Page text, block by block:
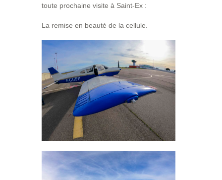
toute prochaine visite à Saint-Ex :
La remise en beauté de la cellule.